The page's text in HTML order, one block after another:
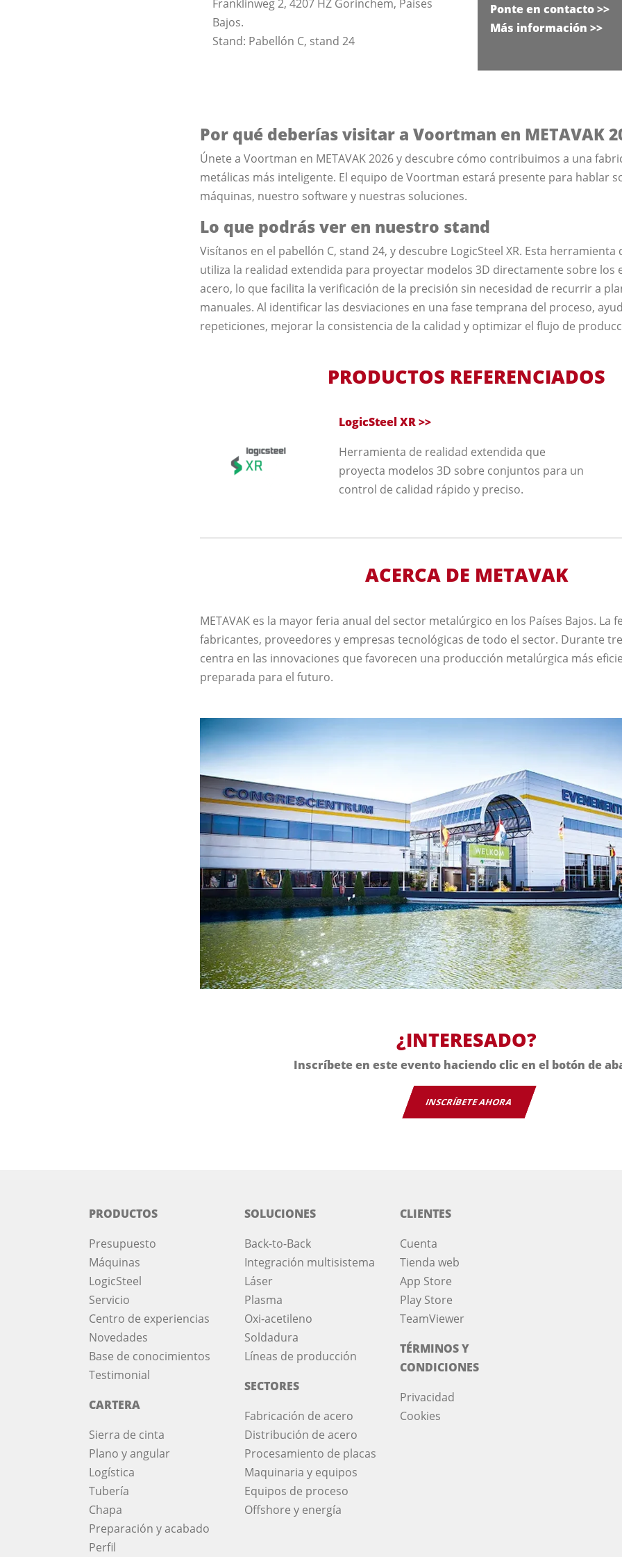
Franklinweg 2, 4207 HZ Gorinchem, Países
Bajos.
Stand: Pabellón C, stand 24
Ponte en contacto >>
Más información >>
Por qué deberías visitar a Voortman en METAVAK
Únete a Voortman en METAVAK 2026 y descubre cómo contribuimos a una
metálicas más inteligente. El equipo de Voortman estará presente para hablar
máquinas, nuestro software y nuestras soluciones.
Lo que podrás ver en nuestro stand
Visítanos en el pabellón C, stand 24, y descubre LogicSteel XR. Esta
utiliza la realidad extendida para proyectar modelos 3D directamente sobre los
acero, lo que facilita la verificación de la precisión sin necesidad de recurrir a
manuales. Al identificar las desviaciones en una fase temprana del proceso,
repeticiones, mejorar la consistencia de la calidad y optimizar el flujo de
PRODUCTOS REFERENCIADOS
LogicSteel XR >>
Herramienta de realidad extendida que
proyecta modelos 3D sobre conjuntos para un
control de calidad rápido y preciso.
ACERCA DE METAVAK
METAVAK es la mayor feria anual del sector metalúrgico en los Países Bajos. La
fabricantes, proveedores y empresas tecnológicas de todo el sector. Durante
centra en las innovaciones que favorecen una producción metalúrgica más
preparada para el futuro.
¿INTERESADO?
Inscríbete en este evento haciendo clic en el botón de
INSCRÍBETE AHORA
PRODUCTOS
Presupuesto
Máquinas
LogicSteel
Servicio
Centro de experiencias
Novedades
Base de conocimientos
Testimonial
CARTERA
Sierra de cinta
Plano y angular
Logística
Tubería
Chapa
Preparación y acabado
Perfil
SOLUCIONES
Back-to-Back
Integración multisistema
Láser
Plasma
Oxi-acetileno
Soldadura
Líneas de producción
SECTORES
Fabricación de acero
Distribución de acero
Procesamiento de placas
Maquinaria y equipos
Equipos de proceso
Offshore y energía
CLIENTES
Cuenta
Tienda web
App Store
Play Store
TeamViewer
TÉRMINOS Y
CONDICIONES
Privacidad
Cookies